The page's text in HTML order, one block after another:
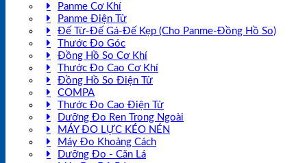
Panme Cơ Khí
Panme Điện Tử
Đế Từ-Đế Gá-Đế Kẹp (Cho Panme-Đồng Hồ So)
Thước Đo Góc
Đồng Hồ So Cơ Khí
Thước Đo Cao Cơ Khí
Đồng Hồ So Điện Tử
COMPA
Thước Đo Cao Điện Tử
Dưỡng Đo Ren Trong Ngoài
MÁY ĐO LỰC KÉO NÉN
Máy Đo Khoảng Cách
Dưỡng Đo - Căn Lá